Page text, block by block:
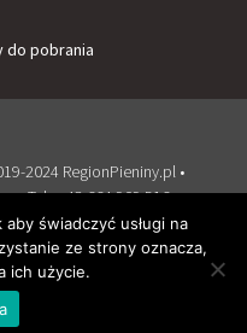
do pobrania
2024 RegionPieniny.pl •
• Tel: + 48 664 909 516
obiekt
ListablebyPixelGrade.
świadczyć usługi na
ze strony oznacza,
ich użycie.